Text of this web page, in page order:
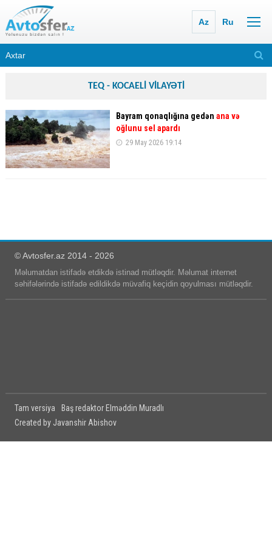
Az Ru
TEQ - KOCAELİ VİLAYƏTİ
Bayram qonaqlığına gedən ana və
oğlunu sel apardı
29 May 2026 19:14
© Avtosfer.az 2014 - 2026
Məlumatdan istifadə etdikdə istinad mütləqdir. Məlumat internet
səhifələrində istifadə edildikdə müvafiq keçidin qoyulması mütləqdir.
Tam versiya
Baş redaktor Elməddin Muradlı
Created by Javanshir Abishov